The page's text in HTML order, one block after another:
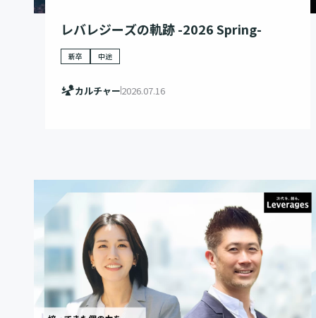
レバレジーズの軌跡 -2026 Spring-
新卒 中途
カルチャー2026.07.16